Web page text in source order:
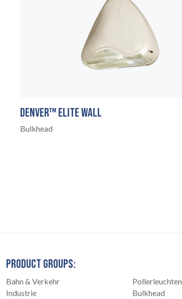
DENVER™ ELITE WALL
Bulkhead
PRODUCT GROUPS:
Bahn & Verkehr
Industrie
Pollerleuchten
Bulkhead